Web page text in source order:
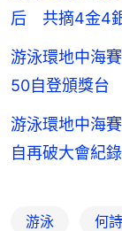
后 共摘4金4
游泳環地中海
50自登頒獎台
游泳環地中海
自再破大會紀錄
游泳 何